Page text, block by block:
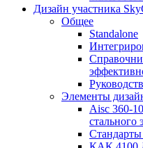
Дизайн участника
Общее
Standalone
Элементы
Aisc 360-
стального